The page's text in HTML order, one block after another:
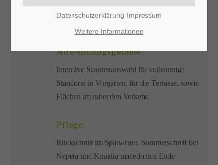
Licht:
Anwendungsgebiete:
Intensive Staudenauswahl für vollsonnige
Standorte in Vorgärten, für die Terrasse, sowie
Flächen im ruhenden Verkehr.
Pflege:
Rückschnitt im Spätwinter. Sommerschnitt bei
Nepeta und Knautia macedonica Ende
Datenschutzerklärung Impressum
Weitere Informationen